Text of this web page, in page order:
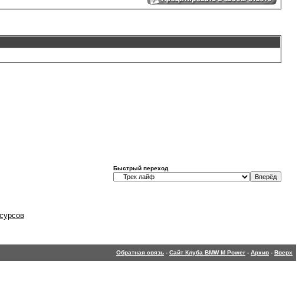
Быстрый переход
Обратная связь - Сайт Клуба BMW M Power - Архив - Вверх